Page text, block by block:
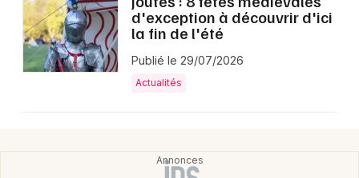
d'exception à découvrir d'ici
la fin de l'été
Publié le 29/07/2026
Actualités